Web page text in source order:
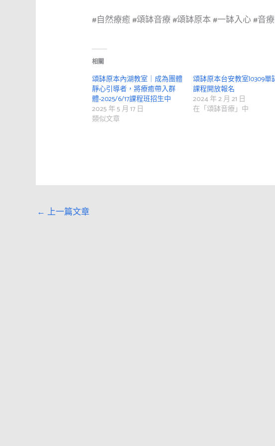
#自然療癒#頌缽音療#頌缽原本#一缽入心#音
相關
頌缽原本內湖教室｜成為團體
靜心引導者，將療癒帶入群
體-2025/6/17課程班招生中
2025 年 5 月 17 日
類似文章
頌缽原本台安教室|0309單
課程開放報名
2024 年 2 月 21 日
在「頌缽音療」中
← 上一篇文章